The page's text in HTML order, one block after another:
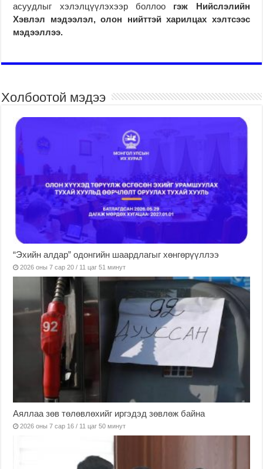
асуудлыг хэлэлцүүлэхээр боллоо гэж Нийслэлийн
Хэвлэл мэдээлэл, олон нийттэй харилцах хэлтсээс
мэдээллээ.
Холбоотой мэдээ
“Эхийн алдар” одонгийн шаардлагыг хөнгөрүүллээ
2026 оны 7 сар 20 / 11 цаг 51 минут
Аяллаа зөв төлөвлөхийг иргэдэд зөвлөж байна
2026 оны 7 сар 16 / 11 цаг 50 минут